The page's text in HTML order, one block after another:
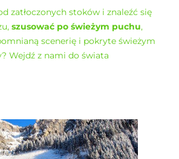
zatłoczonych stoków i znaleźć się
szusować po świeżym puchu,
scenerię i pokryte świeżym
Wejdź z nami do świata